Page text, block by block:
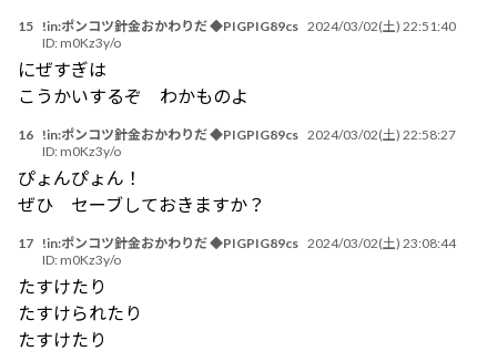
15 !in:ポンコツ針金おかわりだ ◆PIGPIG89cs 2024/03/02(土) 22:51:40
ID: m0Kz3y/o
にぜすぎは
こうかいするぞ わかものよ
16 !in:ポンコツ針金おかわりだ ◆PIGPIG89cs 2024/03/02(土) 22:58:27
ID: m0Kz3y/o
ぴょんぴょん！
ぜひ セーブしておきますか？
17 !in:ポンコツ針金おかわりだ ◆PIGPIG89cs 2024/03/02(土) 23:08:44
ID: m0Kz3y/o
たすけたり
たすけられたり
たすけたり